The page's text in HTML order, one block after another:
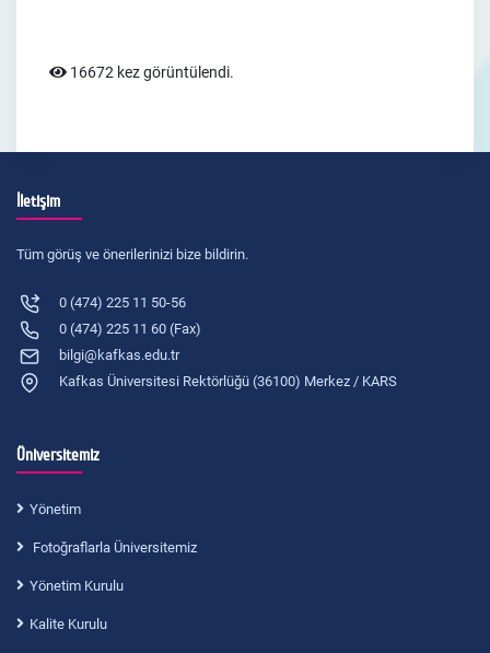
16672 kez görüntülendi.
İletişim
Tüm görüş ve önerilerinizi bize bildirin.
0 (474) 225 11 50-56
0 (474) 225 11 60 (Fax)
bilgi@kafkas.edu.tr
Kafkas Üniversitesi Rektörlüğü (36100) Merkez / KARS
Üniversitemiz
Yönetim
Fotoğraflarla Üniversitemiz
Yönetim Kurulu
Kalite Kurulu